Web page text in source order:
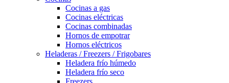
Cocinas a gas
Cocinas eléctricas
Cocinas combinadas
Hornos de empotrar
Hornos eléctricos
Heladeras / Freezers / Frigobares
Heladera frío húmedo
Heladera frío seco
Freezers